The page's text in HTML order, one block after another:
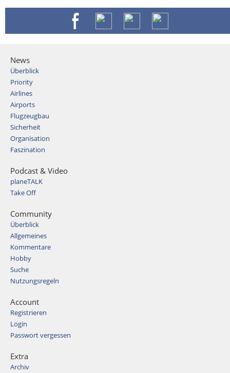
News
Überblick
Priority
Airlines
Airports
Flugzeugbau
Sicherheit
Organisation
Faszination
Podcast & Video
planeTALK
Take Off
Community
Überblick
Allgemeines
Kommentare
Hobby
Suche
Nutzungsregeln
Account
Registrieren
Login
Passwort vergessen
Extra
Archiv